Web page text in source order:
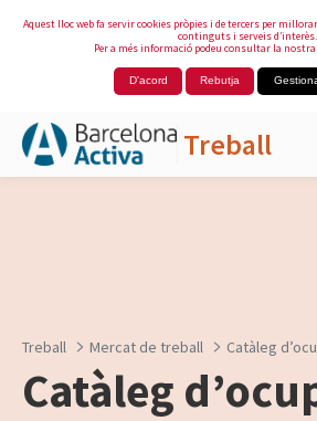
Aquest lloc web fa servir cookies pròpies i de tercers per
continguts i serveis d’interès.
Per a més informació podeu consultar la nostra
D'acord Rebutja
Treball
Treball Mercat de treball Catàleg
Catàleg